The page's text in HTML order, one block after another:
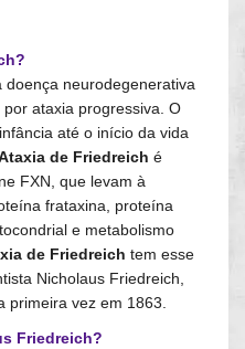
doença neurodegenerativa
ataxia progressiva. O
até o início da vida
de Friedreich é
FXN, que levam à
frataxina, proteína
e metabolismo
de Friedreich tem esse
Nicholaus Friedreich,
primeira vez em 1863.
Friedreich?